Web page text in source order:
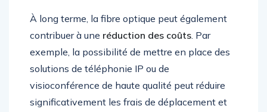
À long terme, la fibre optique peut également
contribuer à une réduction des coûts. Par
exemple, la possibilité de mettre en place des
solutions de téléphonie IP ou de
visioconférence de haute qualité peut réduire
significativement les frais de déplacement et